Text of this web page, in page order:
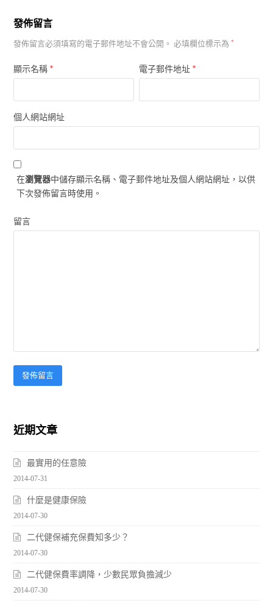
發佈留言
發佈留言必須填寫的電子郵件地址不會公開。 必填欄位標示為*
顯示名稱* 電子郵件地址*
個人網站網址
在瀏覽器中儲存顯示名稱、電子郵件地址及個人網站網址，以供
下次發佈留言時使用。
留言
近期文章
最實用的任意險
2014-07-31
什麼是健康保險
2014-07-30
二代健保補充保費知多少？
2014-07-30
二代健保費率調降，少數民眾負擔減少
2014-07-30